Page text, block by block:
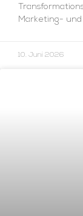
Marketing-
10. Juni 2026